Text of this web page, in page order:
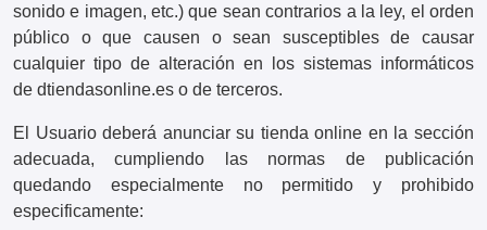
sonido e imagen, etc.) que sean contrarios a la ley, el orden
público o que causen o sean susceptibles de causar
cualquier tipo de alteración en los sistemas informáticos
de dtiendasonline.es o de terceros.
El Usuario deberá anunciar su tienda online en la sección
adecuada, cumpliendo las normas de publicación
quedando especialmente no permitido y prohibido
especificamente: